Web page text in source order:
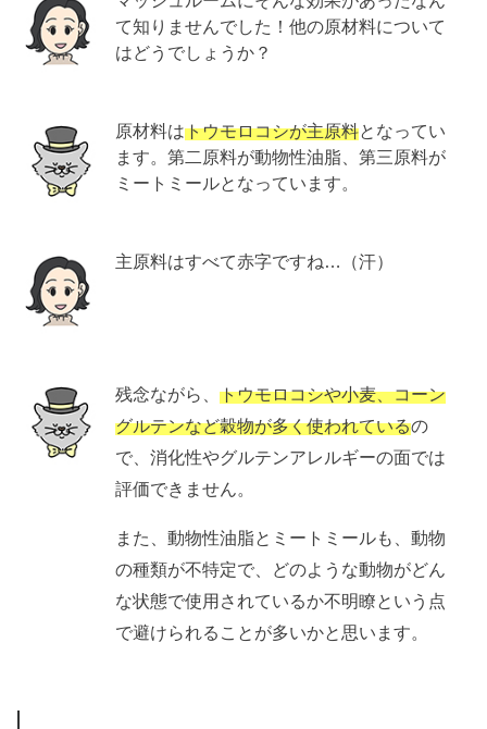
て知りませんでした！他の原材料について
はどうでしょうか？
原材料はトウモロコシが主原料となってい
ます。第二原料が動物性油脂、第三原料が
ミートミールとなっています。
主原料はすべて赤字ですね…（汗）
残念ながら、トウモロコシや小麦、コーン
グルテンなど穀物が多く使われているの
で、消化性やグルテンアレルギーの面では
評価できません。
また、動物性油脂とミートミールも、動物
の種類が不特定で、どのような動物がどん
な状態で使用されているか不明瞭という点
で避けられることが多いかと思います。